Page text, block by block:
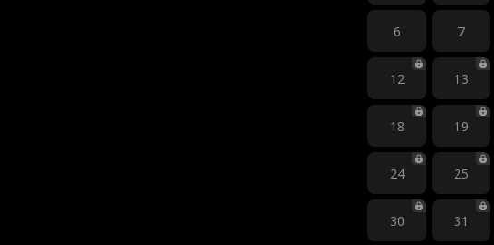
6 7
12 13
18 19
24 25
30 31